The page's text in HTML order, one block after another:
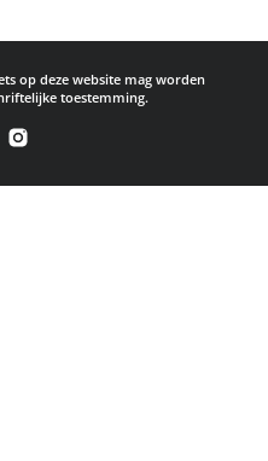
op deze website mag worden
toestemming.